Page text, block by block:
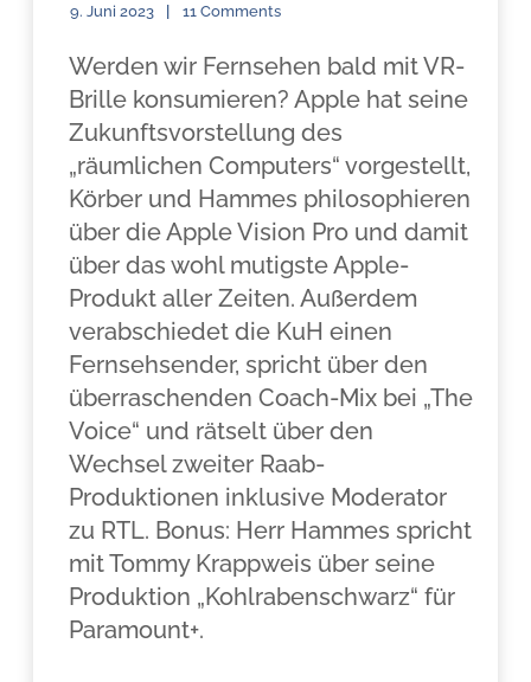
9. Juni 2023 11 Comments
Werden wir Fernsehen bald mit VR-
Brille konsumieren? Apple hat seine
Zukunftsvorstellung des
„räumlichen Computers“ vorgestellt,
Körber und Hammes philosophieren
über die Apple Vision Pro und damit
über das wohl mutigste Apple-
Produkt aller Zeiten. Außerdem
verabschiedet die KuH einen
Fernsehsender, spricht über den
überraschenden Coach-Mix bei „The
Voice“ und rätselt über den
Wechsel zweiter Raab-
Produktionen inklusive Moderator
zu RTL. Bonus: Herr Hammes spricht
mit Tommy Krappweis über seine
Produktion „Kohlrabenschwarz“ für
Paramount+.